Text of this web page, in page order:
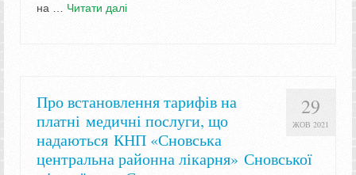
на … Читати далі
29
ЖОВ 2021
Про встановлення тарифів на
платні медичні послуги, що
надаються КНП «Сновська
центральна районна лікарня» Сновської